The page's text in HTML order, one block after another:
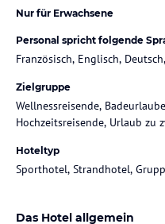
Nur für Erwachsene
Personal spricht folgende
Französisch, Englisch,
Zielgruppe
Wellnessreisende,
Hochzeitsreisende, Urlaub zu
Hoteltyp
Sporthotel, Strandhotel,
Das Hotel allgemein